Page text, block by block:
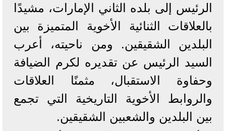
الرئيس إلى بلده الثاني الإمارات، مشيدًا
بالعلاقات الثنائية الأخوية المتميزة بين
البلدين الشقيقين. ومن ناحيته، أعرب
السيد الرئيس عن تقديره لكرم الضيافة
وحفاوة الاستقبال، مثمنًا العلاقات
والروابط الأخوية التاريخية التي تجمع
بين البلدين والشعبين الشقيقين.